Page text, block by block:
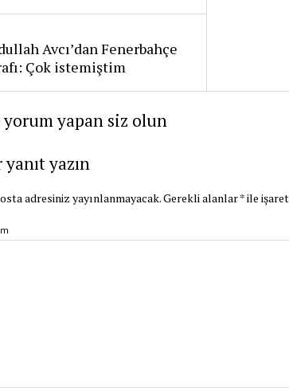
Avcı’dan Fenerbahçe
Çok istemiştim
yapan siz olun
yanıt yazın
adresiniz yayınlanmayacak.Gerekli alanlar*ile